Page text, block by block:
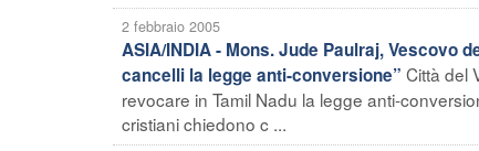
2 febbraio 2005
ASIA/INDIA - Mons. Jude Paulraj, Vescovo
cancelli la legge anti-conversione” Città del
revocare in Tamil Nadu la legge anti-
cristiani chiedono c ...